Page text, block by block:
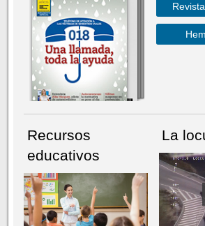
Recursos
educativos
La